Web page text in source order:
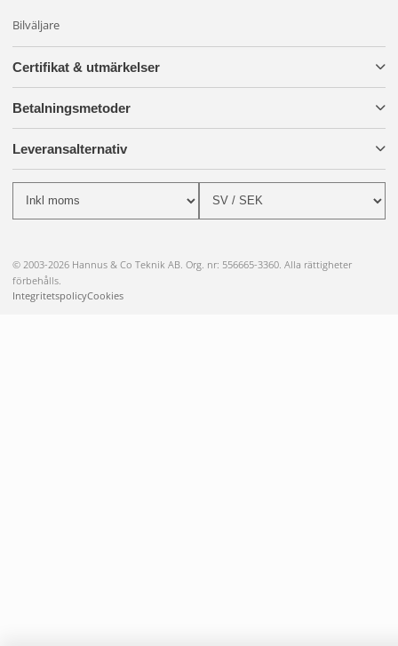
Bilväljare
Certifikat & utmärkelser
Betalningsmetoder
Leveransalternativ
© 2003-2026 Hannus & Co Teknik AB. Org. nr: 556665-3360. Alla rättigheter
förbehålls.
IntegritetspolicyCookies